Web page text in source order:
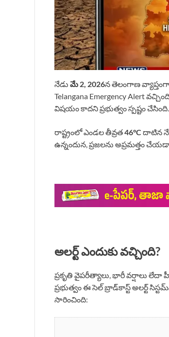
నేడు మే 2, 2026న తెలంగాణ
Telangana Emergency Alert
విషయం కాదని ప్రభుత్వం స్పష్టం చేసింది.
రాష్ట్రంలో ఎండల తీవ్రత46°C దాటిన
ఉన్నందున, ప్రజలను అప్రమత్తం
అలర్ట్ ఎందుకు వచ్చింది?
ప్రకృతి వైపరీత్యాలు, భారీ వర్షాలు
ప్రభుత్వం ఈ సెల్ బ్రాడ్‌కాస్ట్ అలర్ట్
సారించింది: